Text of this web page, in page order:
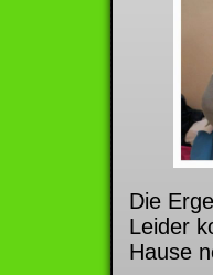
Die
Leider
Hause